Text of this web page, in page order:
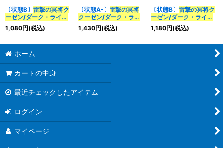
〔状態B〕 雷撃の冥将ク
ーゼン/ダーク・ライフ
【VR】{24EX439/100}
《多》
1,080円(税込)
〔状態A-〕 雷撃の冥将
クーゼン/ダーク・ライ
フ 【VR】
{25RP4TR9/TR9}
1,430円(税込)
〔状態B〕 雷撃の冥将ク
ーゼン/ダーク・ライフ
【VR】
{25RP4TR9/TR9}
1,180円(税込)
ホーム
カートの中身
最近チェックしたアイテム
ログイン
マイページ